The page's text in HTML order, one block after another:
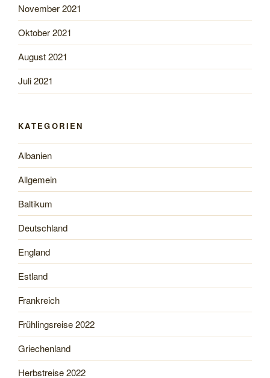
November 2021
Oktober 2021
August 2021
Juli 2021
KATEGORIEN
Albanien
Allgemein
Baltikum
Deutschland
England
Estland
Frankreich
Frühlingsreise 2022
Griechenland
Herbstreise 2022